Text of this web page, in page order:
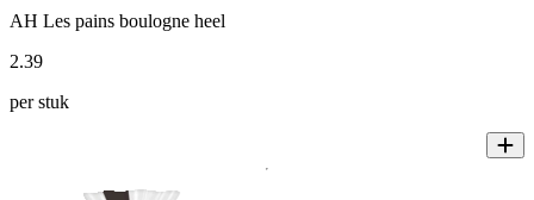
AH Les pains boulogne heel
2.39
per stuk